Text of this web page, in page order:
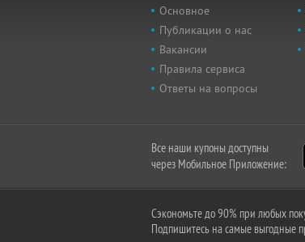
Основное
Публикации о нас
Вакансии
Правила сервиса
Ответы на вопросы
Все наши купоны доступны
через Мобильное Приложение:
Сэкономьте до 90% при любых
Подпишитесь на самые выгодные